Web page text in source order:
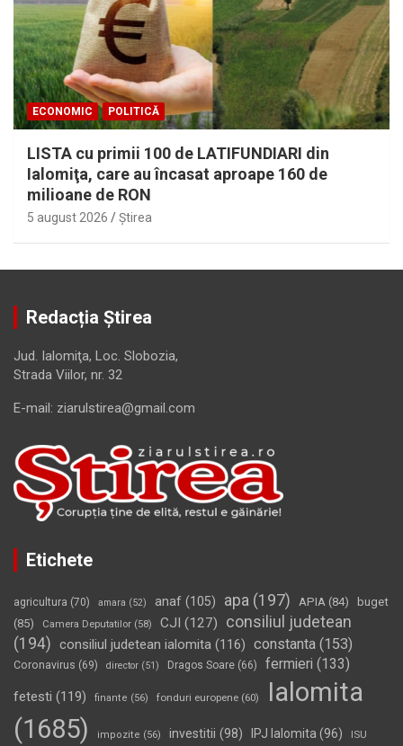
ECONOMIC POLITICĂ
LISTA cu primii 100 de LATIFUNDIARI din
Ialomiţa, care au încasat aproape 160 de
milioane de RON
5 august 2026 Ştirea
Redacția Știrea
Jud. Ialomiţa, Loc. Slobozia,
Strada Viilor, nr. 32
E-mail: ziarulstirea@gmail.com
Etichete
agricultura (70) amara (52) anaf (105) apa (197) APIA (84)
buget
(85)
Camera Deputatilor (58) CJI (127)
consiliul judetean
(194) consiliul judetean ialomita (116) constanta (153)
Coronavirus (69) director (51) Dragos Soare (66) fermieri (133)
fetesti (119) finante (56) fonduri europene (60)
Ialomita
(1685)
impozite (56) investitii (98) IPJ Ialomita (96) ISU